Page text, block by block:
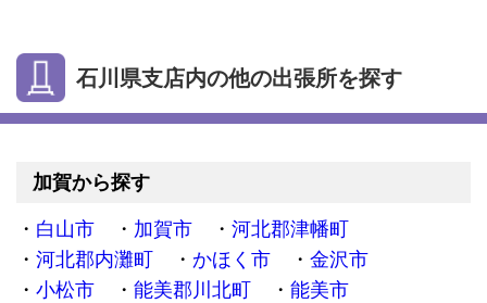
石川県支店内の他の出張所を探す
加賀から探す
白山市 加賀市
河北郡津幡町
河北郡内灘町
かほく市
金沢市
小松市
能美郡川北町
能美市